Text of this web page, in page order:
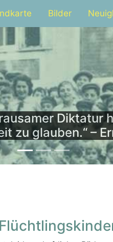
Bilder
Diktatur
zu glauben.“ –